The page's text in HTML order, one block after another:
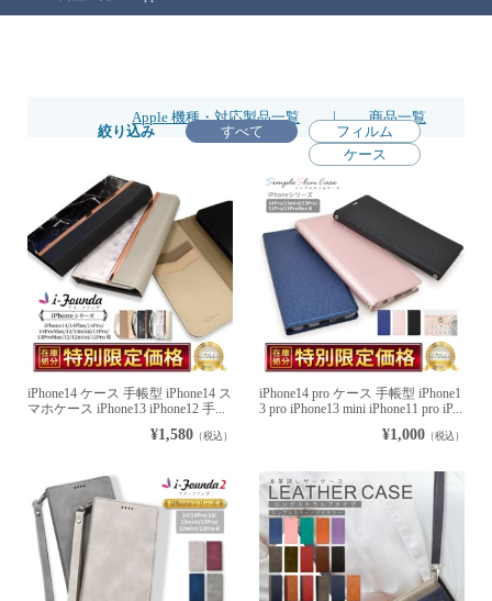
Apple 機種・対応製品一覧 |
商品一覧
絞り込み
すべて
フィルム
ケース
iPhone14 ケース 手帳型 iPhone14 ス
マホケース iPhone13 iPhone12 手...
¥1,580（税込）
iPhone14 pro ケース 手帳型 iPhone1
3 pro iPhone13 mini iPhone11 pro iP...
¥1,000 （税込）